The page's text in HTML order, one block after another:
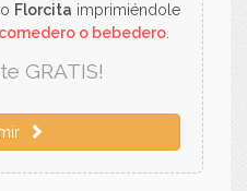
Florcita imprimiéndole
o bebedero.
GRATIS!